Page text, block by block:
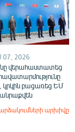
2026
վերահաստատեց
կրկին բացառեց ԵՄ
արխիվը